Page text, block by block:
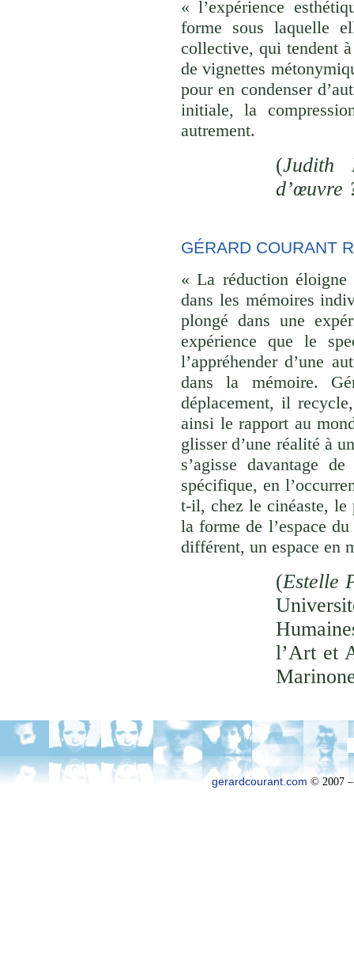
« l’expérience
forme sous laquelle
collective, qui tendent
de vignettes
pour en condenser
initiale, la
autrement.
(Judith
d’œuvre
GÉRARD COURANT
« La réduction
dans les mémoires
plongé dans une
expérience que le
l’appréhender d’une
dans la mémoire.
déplacement, il
ainsi le rapport au
glisser d’une réalité à
s’agisse davantage
spécifique, en
t-il, chez le cinéaste, le
la forme de l’espace
différent, un espace en
(Estelle
l’Art et
gerardcourant.com © 2007